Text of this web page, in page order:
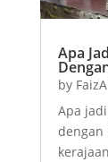
Apa
by
Apa
dengan